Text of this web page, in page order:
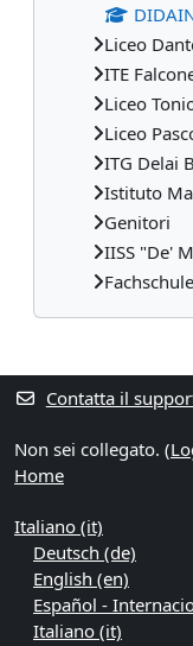
Liceo
ITE
Liceo
Liceo
ITG Delai
Istituto
Genitori
IISS "De'
Blocchi
Contatta il
Non sei collegato. (
Home
Italiano ‎(it)‎
Deutsch ‎(de)‎
English ‎(en)‎
Español -
Italiano ‎(it)‎